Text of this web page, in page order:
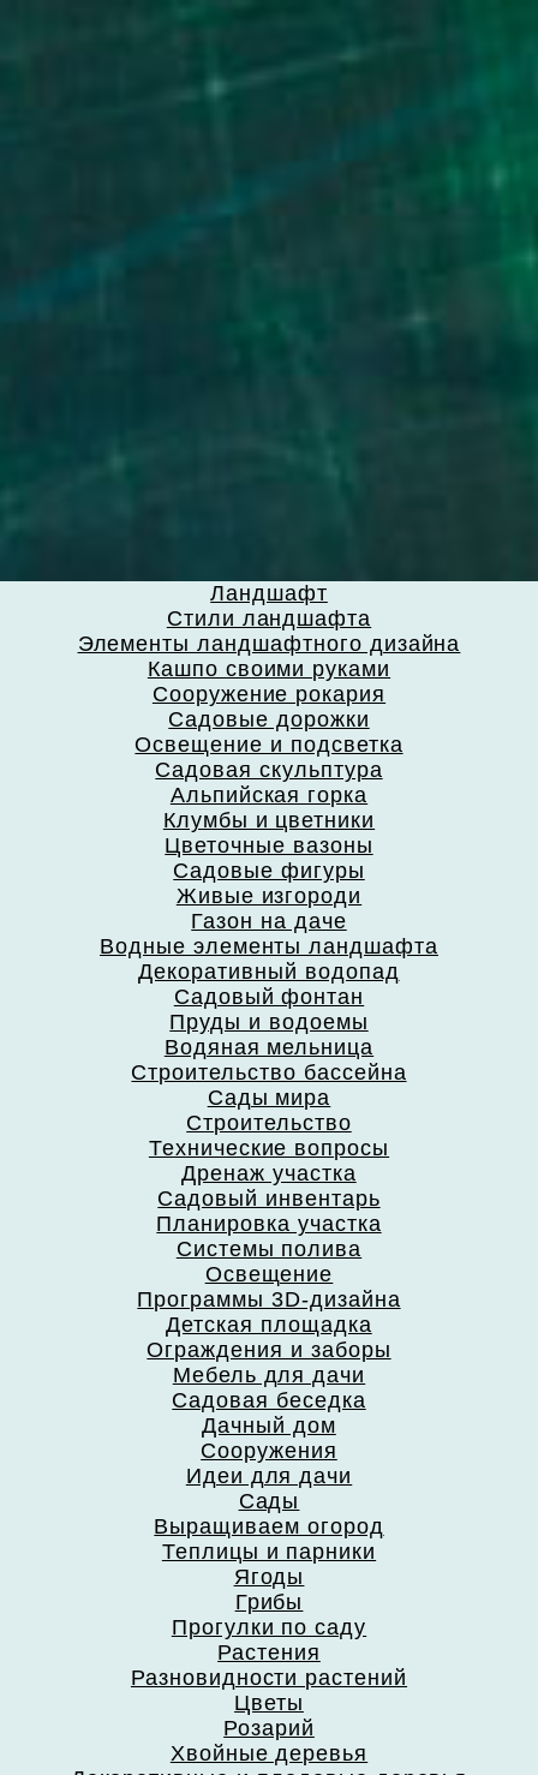
Ландшафт
Стили ландшафта
Элементы ландшафтного дизайна
Кашпо своими руками
Сооружение рокария
Садовые дорожки
Освещение и подсветка
Садовая скульптура
Альпийская горка
Клумбы и цветники
Цветочные вазоны
Садовые фигуры
Живые изгороди
Газон на даче
Водные элементы ландшафта
Декоративный водопад
Садовый фонтан
Пруды и водоемы
Водяная мельница
Строительство бассейна
Сады мира
Строительство
Технические вопросы
Дренаж участка
Садовый инвентарь
Планировка участка
Системы полива
Освещение
Программы 3D-дизайна
Детская площадка
Ограждения и заборы
Мебель для дачи
Садовая беседка
Дачный дом
Сооружения
Идеи для дачи
Сады
Выращиваем огород
Теплицы и парники
Ягоды
Грибы
Прогулки по саду
Растения
Разновидности растений
Цветы
Розарий
Хвойные деревья